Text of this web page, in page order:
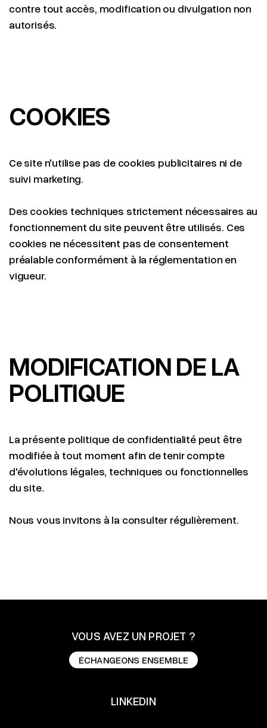
contre tout accès, modification ou divulgation non
autorisés.
COOKIES
Ce site n'utilise pas de cookies publicitaires ni de
suivi marketing.
Des cookies techniques strictement nécessaires au
fonctionnement du site peuvent être utilisés. Ces
cookies ne nécessitent pas de consentement
préalable conformément à la réglementation en
vigueur.
MODIFICATION DE LA
POLITIQUE
La présente politique de confidentialité peut être
modifiée à tout moment afin de tenir compte
d'évolutions légales, techniques ou fonctionnelles
du site.
Nous vous invitons à la consulter régulièrement.
VOUS AVEZ UN PROJET ?
ÉCHANGEONS ENSEMBLE
LINKEDIN